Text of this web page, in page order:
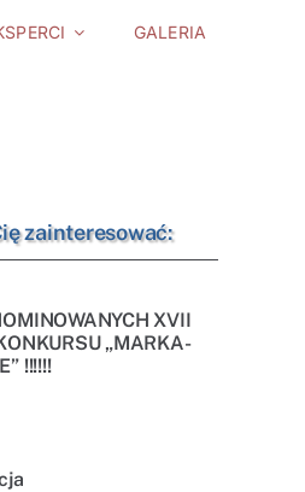
GALERIA
zainteresować:
XVII
„MARKA-
!!!!!!